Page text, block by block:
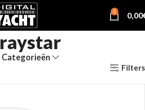
0 0,00
raystar
Categorieën
Filters